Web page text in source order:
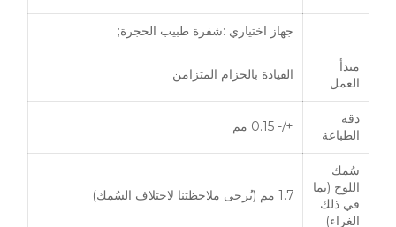
جهاز اختياري :شفرة طبيب الحجرة;
مبدأ
العمل
القيادة بالحزام المتزامن
دقة
الطباعة
+/- 0.15 مم
سُمك
اللوح (بما
في ذلك
الغراء)
1.7 مم (يُرجى ملاحظتنا لاختلاف السُمك)